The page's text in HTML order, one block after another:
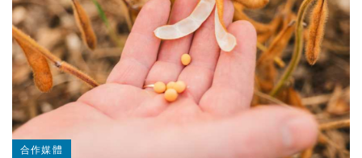
合作媒體